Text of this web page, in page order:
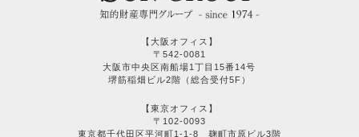
【大阪オフィス】
〒542-0081
大阪市中央区南船場1丁目15番14号
堺筋稲畑ビル2階（総合受付5F）
【東京オフィス】
〒102-0093
東京都千代田区平河町1-1-8 麹町市原ビル3階